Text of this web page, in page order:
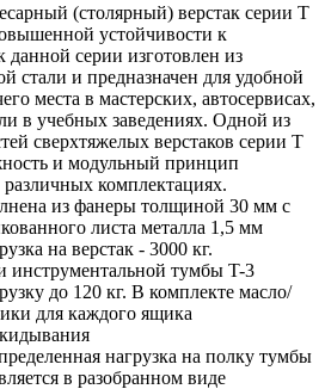
(столярный) верстак серии T
устойчивости к
данной серии изготовлен из
стали и предназначен для удобной
места в мастерских, автосервисах,
в учебных заведениях. Одной из
сверхтяжелых верстаков серии T
и модульный принцип
комплектациях.
из фанеры толщиной 30 мм с
листа металла 1,5 мм
на верстак - 3000 кг.
тумбы T-3
до 120 кг. В комплекте масло/
для каждого ящика
нагрузка на полку тумбы
в разобранном виде